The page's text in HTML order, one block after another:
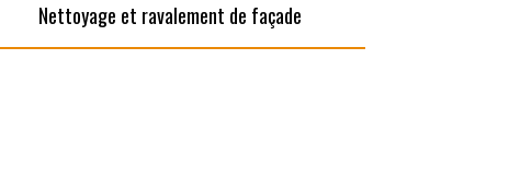
Nettoyage et ravalement de façade